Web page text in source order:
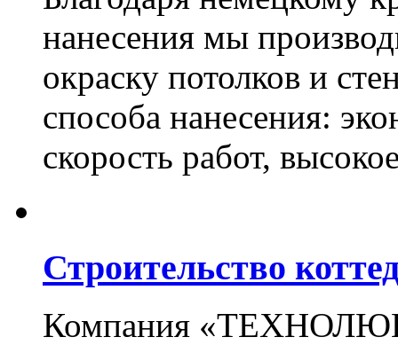
нанесения мы
окраску потолков и
способа нанесения:
скорость работ,
Строительство
Компания